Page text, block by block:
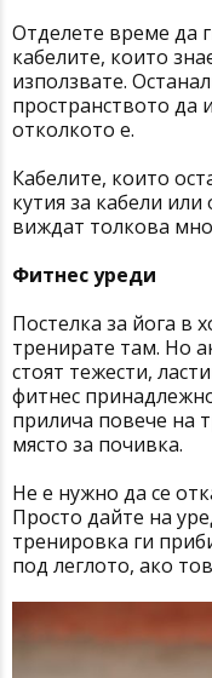
Отделете време да
кабелите, които
използвате.
пространството да
отколкото е.
Кабелите, които
кутия за кабели или
виждат толкова
Фитнес уреди
Постелка за йога в
тренирате там. Но
стоят тежести,
фитнес
прилича повече на
място за почивка.
Не е нужно да се
Просто дайте на
тренировка ги
под леглото, ако